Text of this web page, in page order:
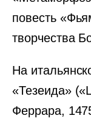
повесть
творчества
На
«Тезеида»
Феррара,